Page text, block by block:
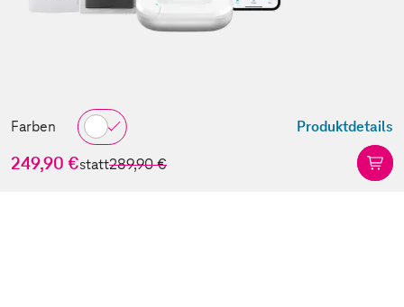
Farben Produktdetails
249,90 €statt289,90 €